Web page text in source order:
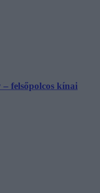
felsőpolcos kínai